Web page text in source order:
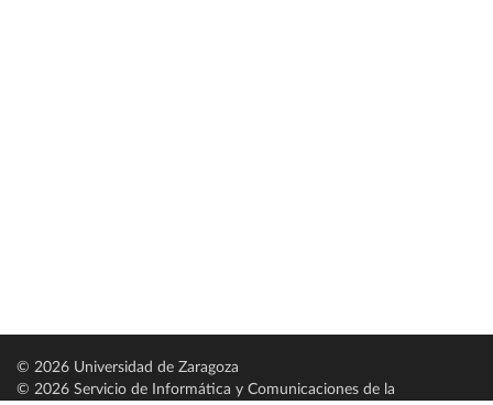
© 2026 Universidad de Zaragoza
© 2026 Servicio de Informática y Comunicaciones de la